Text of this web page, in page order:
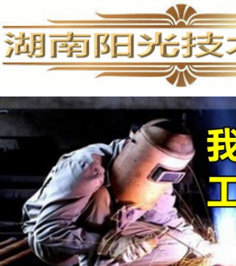
手机维修培训,手机维修培训学校,手机维修培训班